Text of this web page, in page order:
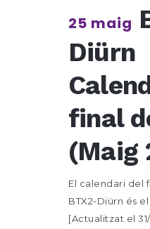
25 maig
Diürn
final
(Maig
El calendari del
BTX2-Diürn és
[Actualitzat el